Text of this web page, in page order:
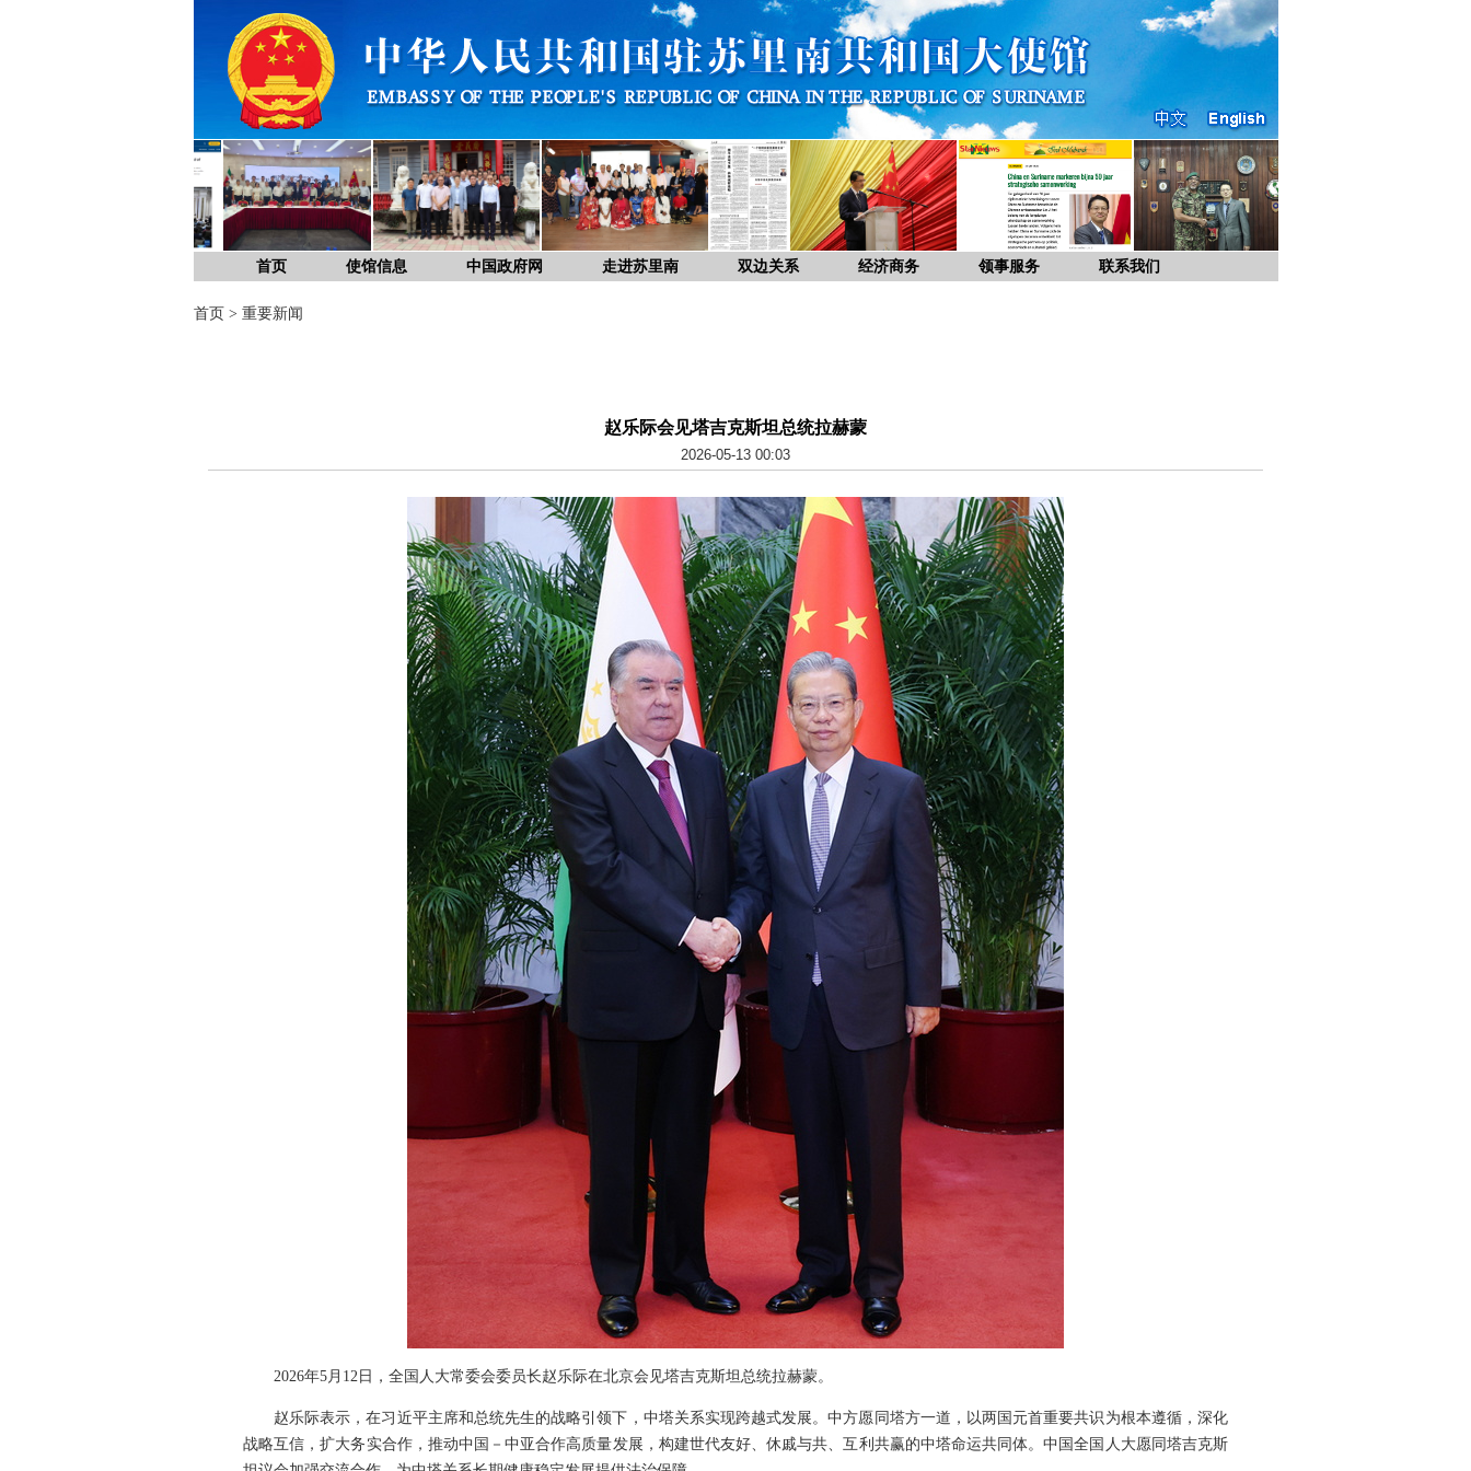
首页 使馆信息 中国政府网 走进苏里南 双边关系 经济商务 领事服务 联系我们
首页 > 重要新闻
赵乐际会见塔吉克斯坦总统拉赫蒙
2026-05-13 00:03
2026年5月12日，全国人大常委会委员长赵乐际在北京会见塔吉克斯坦总统拉赫蒙。
赵乐际表示，在习近平主席和总统先生的战略引领下，中塔关系实现跨越式发展。中方愿同塔方一道，以两国元首重要共识为根本遵循，深化
战略互信，扩大务实合作，推动中国－中亚合作高质量发展，构建世代友好、休戚与共、互利共赢的中塔命运共同体。中国全国人大愿同塔吉克斯